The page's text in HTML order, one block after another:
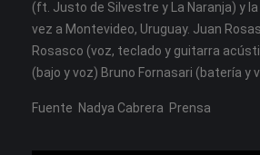
(ft. Justo de Silvestre y La Naranja) y
vez a Montevideo, Uruguay. Juan
Rosasco (voz, teclado y guitarra
(bajo y voz) Bruno Fornasari (batería y
Fuente Nadya Cabrera Prensa